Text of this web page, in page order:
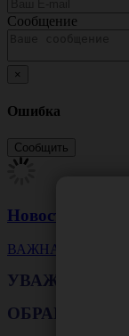
Сообщение
×
Ошибка
Новости
ВАЖНАЯ
ОБРАЩАЕМ